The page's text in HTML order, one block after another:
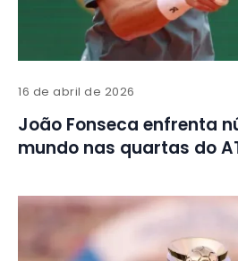
16 de abril de 2026
João Fonseca enfrenta
mundo nas quartas do